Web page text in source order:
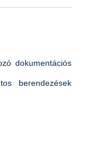
dokumentációs
berendezések